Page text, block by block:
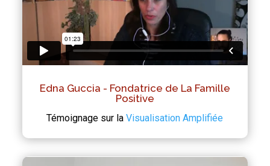
Edna Guccia - Fondatrice de La Famille
Positive
Témoignage sur laVisualisation Amplifiée